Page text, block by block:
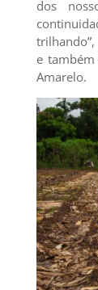
dos
e
Amarelo.